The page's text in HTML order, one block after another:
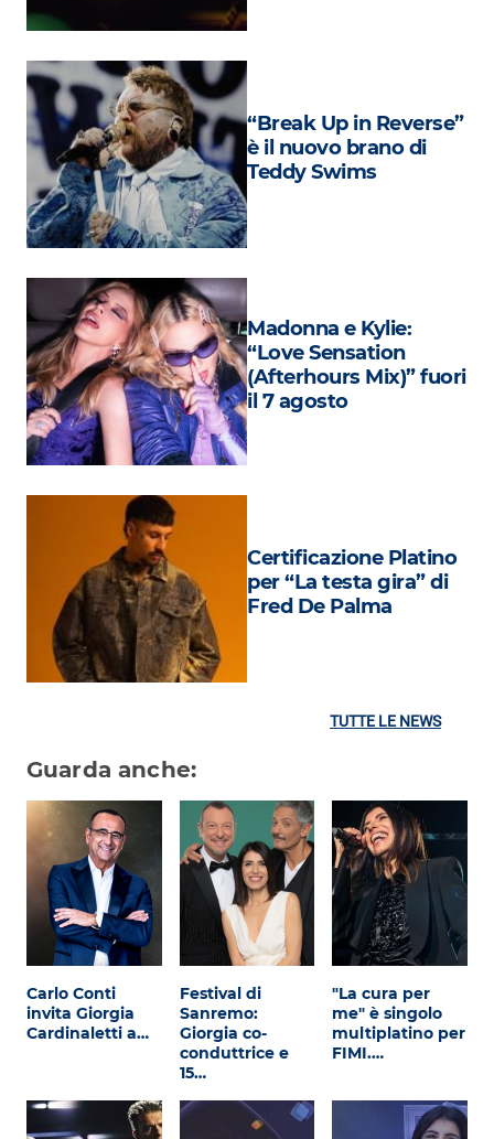
News
Musica
Cultura
Attualità
Costume
Extra
Eventi
“Break Up in Reverse”
è il nuovo brano di
Teddy Swims
Madonna e Kylie:
“Love Sensation
(Afterhours Mix)” fuori
il 7 agosto
Certificazione Platino
per “La testa gira” di
Fred De Palma
TUTTE LE NEWS
Guarda anche:
Carlo Conti
invita Giorgia
Cardinaletti a…
Festival di
Sanremo:
Giorgia co-
conduttrice e
15…
"La cura per
me" è singolo
multiplatino per
FIMI.…